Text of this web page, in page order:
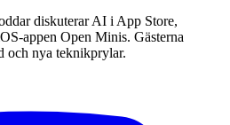
diskuterar AI i App Store,
appen Open Minis. Gästerna
och nya teknikprylar.